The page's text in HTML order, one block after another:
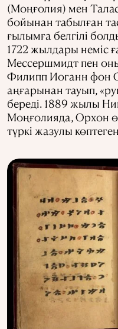
(Моңғолия) мен
бойынан табылған
ғылымға белгілі
1722 жылдары неміс
Мессершмидт пен
Филипп Иоганн фон
аңғарынан тауып,
береді. 1889 жылы
Моңғолияда, Орхон
түркі жазулы